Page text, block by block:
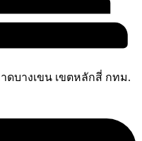
ดบางเขน เขตหลักสี่ กทม.